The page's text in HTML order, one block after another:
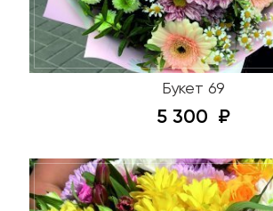
Букет 69
5 300